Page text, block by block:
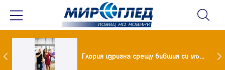
Мария и майка си построиха къща от 8000 стъклени бутилки Глория изригна срещу бившия си мъж: Беше със 120-килограмова жена! Искаше бърза печалба...